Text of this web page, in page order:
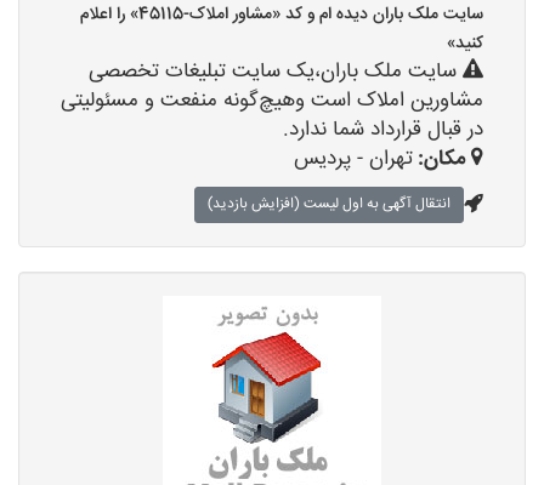
سایت ملک باران دیده ام و کد «مشاور املاک-45115» را اعلام
کنید»
سایت ملک باران،یک سایت تبلیغات تخصصی
مشاورین املاک است وهیچ‌گونه منفعت و مسئولیتی
در قبال قرارداد شما ندارد.
مکان:تهران - پردیس
انتقال آگهی به اول لیست (افزایش بازدید)